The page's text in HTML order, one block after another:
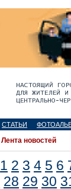
СТАТЬИ
Лента новостей
1 2 3 4 5 6
28 29 30